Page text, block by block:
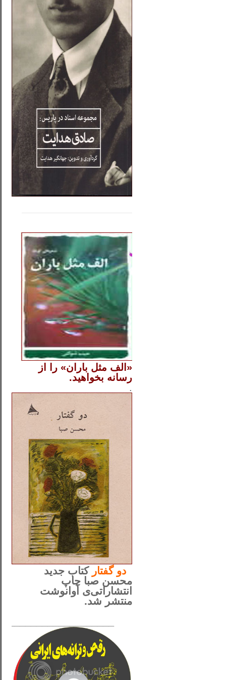
«الف مثل باران» را از
رسانه بخواهید.
.
دوگفتار کتاب جدید
محسن صبا چاپ
انتشاراتی‌ی آوانوشت
منتشر شد.